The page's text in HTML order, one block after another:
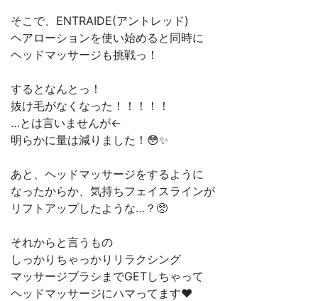
そこで、ENTRAIDE(アントレッド)
ヘアローションを使い始めると同時に
ヘッドマッサージも挑戦っ！
するとなんとっ！
抜け毛がなくなった！！！！！
…とは言いませんが←
明らかに量は減りました！😳✨
あと、ヘッドマッサージをするように
なったからか、気持ちフェイスラインが
リフトアップしたような…？🥺
それからと言うもの
しっかりちゃっかりリラクシング
マッサージブラシまでGETしちゃって
ヘッドマッサージにハマってます❤️